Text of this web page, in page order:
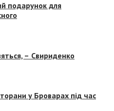
подарунок для
– Свириденко
у Броварах під час